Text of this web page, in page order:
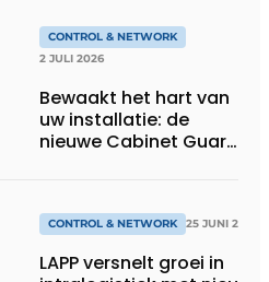
sneller volgens de
jaarlijkse analyse van
HMS Networks
CONTROL & NETWORK
2 JULI 2026
Bewaakt het hart van
uw installatie: de
nieuwe Cabinet Guard
CONTROL & NETWORK 25 JUNI 2026
LAPP versnelt groei in